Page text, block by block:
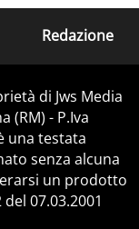
Redazione
di Jws Media
(RM) - P.Iva
una testata
senza alcuna
un prodotto
07.03.2001